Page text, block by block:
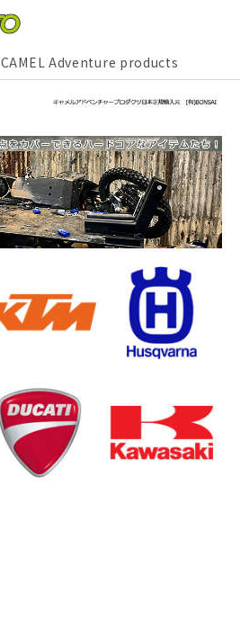
CAMEL Adventure products